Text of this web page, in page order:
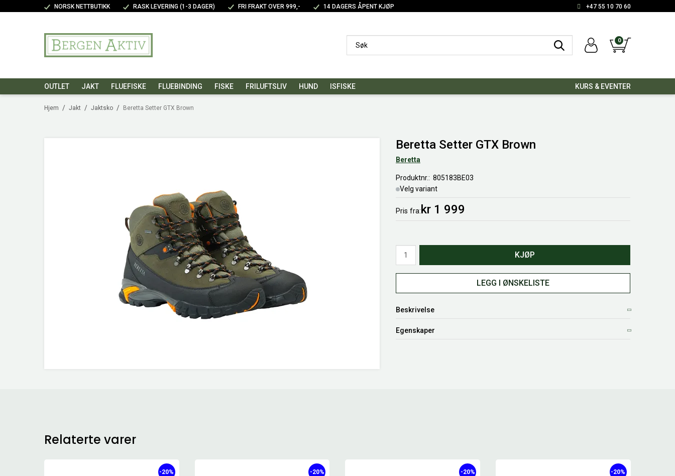
NORSK NETTBUTIKK RASK LEVERING (1-3 DAGER) FRI FRAKT OVER 999,- 14 DAGERS ÅPENT KJØP +47 55 10 70 60
0
OUTLET JAKT FLUEFISKE FLUEBINDING FISKE FRILUFTSLIV HUND ISFISKE KURS & EVENTER
/
Hjem /
Jakt /
Jaktsko Beretta Setter GTX Brown
Beretta Setter GTX Brown
Beretta
Produktnr.
805183BE03
Velg variant
Pris fra kr 1 999
KJØP
LEGG I ØNSKELISTE
Beskrivelse
Egenskaper
Relaterte varer
-20% -20% -20% -20%